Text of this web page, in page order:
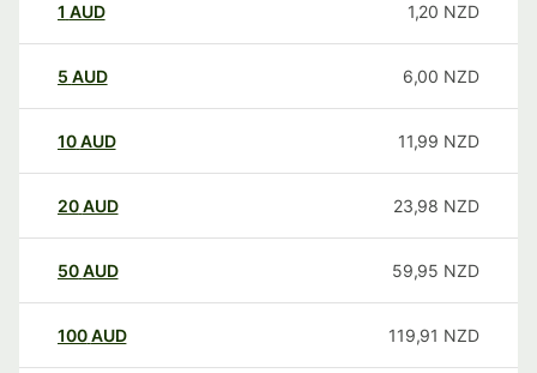
1 AUD 1,20 NZD
5 AUD 6,00 NZD
10AUD 11,99 NZD
20AUD 23,98 NZD
50AUD 59,95 NZD
100AUD 119,91 NZD